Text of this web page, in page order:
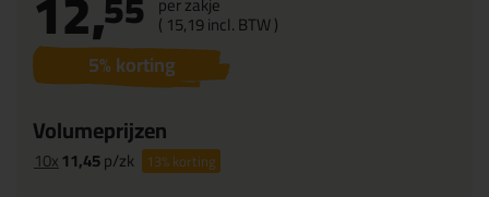
( 15,19incl. BTW )
5% korting
Volumeprijzen
10x11,45p/zk 13%korting